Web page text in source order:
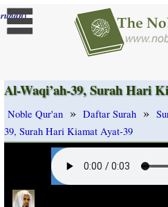
]
Al-Waqi’ah-39, Surah Hari
Noble Qur'an » Daftar Surah »
39, Surah Hari Kiamat Ayat-39